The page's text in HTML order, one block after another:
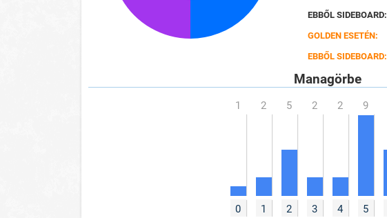
EBBŐL SIDEBOARD:
GOLDEN ESETÉN:
EBBŐL SIDEBOARD:
Managörbe
0 1 2 3 4 5